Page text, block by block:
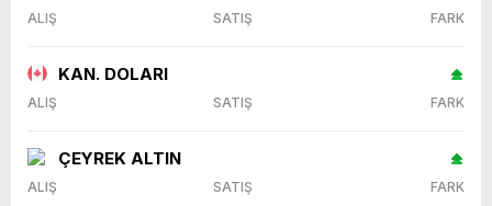
ALIŞ SATIŞ FARK
KAN. DOLARI
ALIŞ SATIŞ FARK
ÇEYREK ALTIN
ALIŞ SATIŞ FARK